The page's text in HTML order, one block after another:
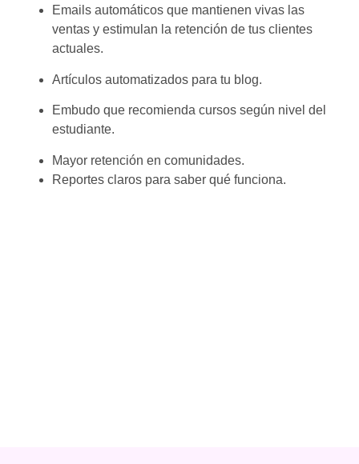
Emails automáticos que mantienen vivas las
ventas y estimulan la retención de tus clientes
actuales.
Artículos automatizados para tu blog.
Embudo que recomienda cursos según nivel del
estudiante.
Mayor retención en comunidades.
Reportes claros para saber qué funciona.